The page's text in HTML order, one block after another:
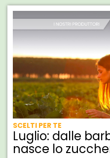
SCELTI PER TE
Luglio: dalle
nasce lo